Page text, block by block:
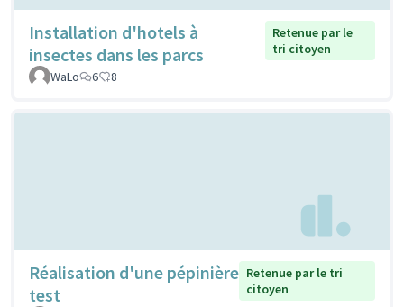
Installation d'hotels à
insectes dans les parcs
Retenue par le
tri citoyen
WaLo
6 8
Réalisation d'une pépinière
test
Retenue par le tri
citoyen